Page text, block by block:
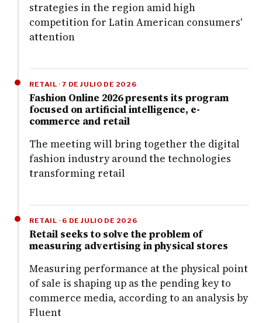
strategies in the region amid high
competition for Latin American consumers'
attention
RETAIL · 7 DE JULIO DE 2026
Fashion Online 2026 presents its program
focused on artificial intelligence, e-
commerce and retail
The meeting will bring together the digital
fashion industry around the technologies
transforming retail
RETAIL · 6 DE JULIO DE 2026
Retail seeks to solve the problem of
measuring advertising in physical stores
Measuring performance at the physical point
of sale is shaping up as the pending key to
commerce media, according to an analysis by
Fluent